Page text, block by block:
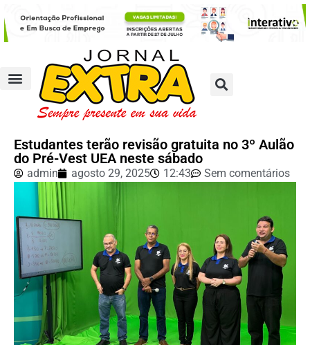
Estudantes terão revisão gratuita no 3º Aulão
do Pré-Vest UEA neste sábado
admin agosto 29, 2025 12:43 Sem comentários